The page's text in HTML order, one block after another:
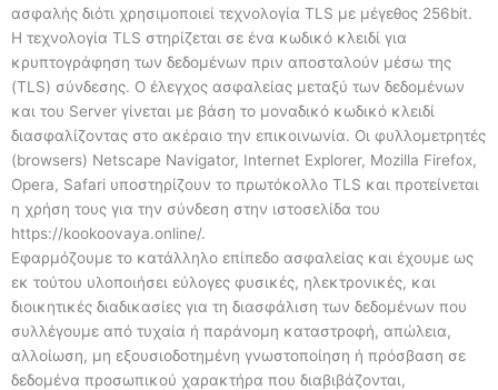
ασφαλής διότι χρησιμοποιεί τεχνολογία TLS με μέγεθος 256bit.
Η τεχνολογία TLS στηρίζεται σε ένα κωδικό κλειδί για
κρυπτογράφηση των δεδομένων πριν αποσταλούν μέσω της
(TLS) σύνδεσης. Ο έλεγχος ασφαλείας μεταξύ των δεδομένων
και του Server γίνεται με βάση το μοναδικό κωδικό κλειδί
διασφαλίζοντας στο ακέραιο την επικοινωνία. Οι φυλλομετρητές
(browsers) Netscape Navigator, Internet Explorer, Mozilla Firefox,
Opera, Safari υποστηρίζουν το πρωτόκολλο TLS και προτείνεται
η χρήση τους για την σύνδεση στην ιστοσελίδα του
https://kookoovaya.online/.
Εφαρμόζουμε το κατάλληλο επίπεδο ασφαλείας και έχουμε ως
εκ τούτου υλοποιήσει εύλογες φυσικές, ηλεκτρονικές, και
διοικητικές διαδικασίες για τη διασφάλιση των δεδομένων που
συλλέγουμε από τυχαία ή παράνομη καταστροφή, απώλεια,
αλλοίωση, μη εξουσιοδοτημένη γνωστοποίηση ή πρόσβαση σε
δεδομένα προσωπικού χαρακτήρα που διαβιβάζονται,